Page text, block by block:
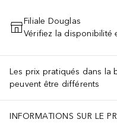
Filiale Douglas
Vérifiez la disponibilité
Les prix pratiqués dans la
peuvent être différents
INFORMATIONS SUR LE